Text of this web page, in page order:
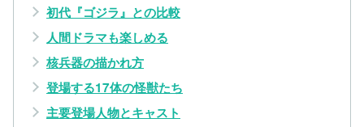
初代『ゴジラ』との比較
人間ドラマも楽しめる
核兵器の描かれ方
登場する17体の怪獣たち
主要登場人物とキャスト